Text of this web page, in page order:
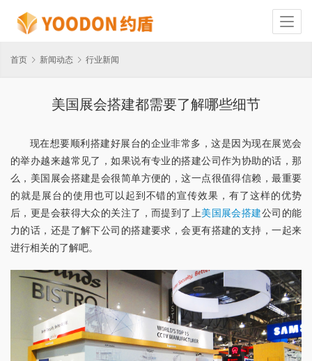
首页 新闻动态 行业新闻
美国展会搭建都需要了解哪些细节
现在想要顺利搭建好展台的企业非常多，这是因为现在展览会
的举办越来越常见了，如果说有专业的搭建公司作为协助的话，那
么，美国展会搭建是会很简单方便的，这一点很值得信赖，最重要
的就是展台的使用也可以起到不错的宣传效果，有了这样的优势
后，更是会获得大众的关注了，而提到了上美国展会搭建公司的能
力的话，还是了解下公司的搭建要求，会更有搭建的支持，一起来
进行相关的了解吧。